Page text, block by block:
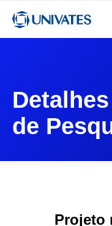
de
Projeto